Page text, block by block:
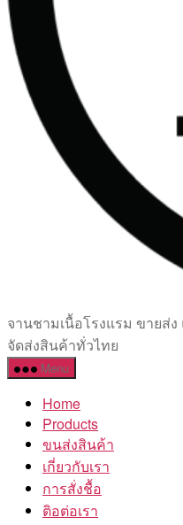
เซรามิค
ครบ
ครัน
โรงงาน
จานชามเนื้อโรงแรม ขายส่
จัดส่งสินค้าทั่วไทย
Menu
Home
Products
ขนส่งสินค้า
เกี่ยวกับเรา
การสั่งชื้อ
ติอต่อเรา